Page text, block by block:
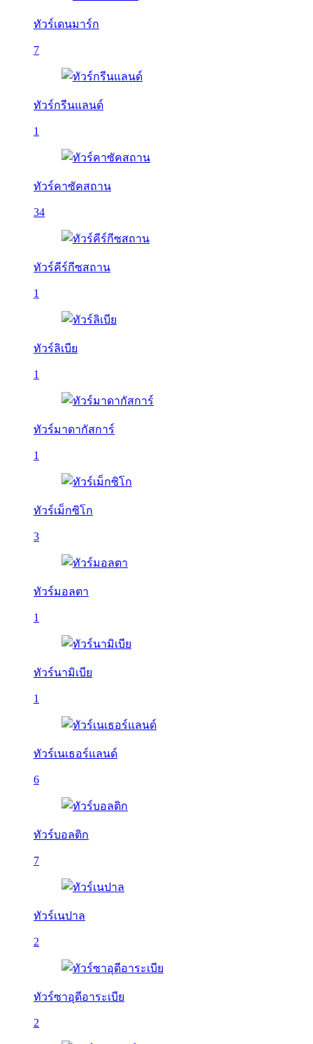
ทัวร์เดนมาร์ก
7
ทัวร์กรีนแลนด์
1
ทัวร์คาซัคสถาน
34
ทัวร์คีร์กีซสถาน
1
ทัวร์ลิเบีย
1
ทัวร์มาดากัสการ์
1
ทัวร์เม็กซิโก
3
ทัวร์มอลตา
1
ทัวร์นามิเบีย
1
ทัวร์เนเธอร์แลนด์
6
ทัวร์บอลติก
7
ทัวร์เนปาล
2
ทัวร์ซาอุดีอาระเบีย
2